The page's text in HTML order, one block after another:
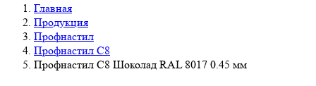
Главная
Продукция
Профнастил
Профнастил С8
Профнастил С8 Шоколад RAL 8017 0.45 мм